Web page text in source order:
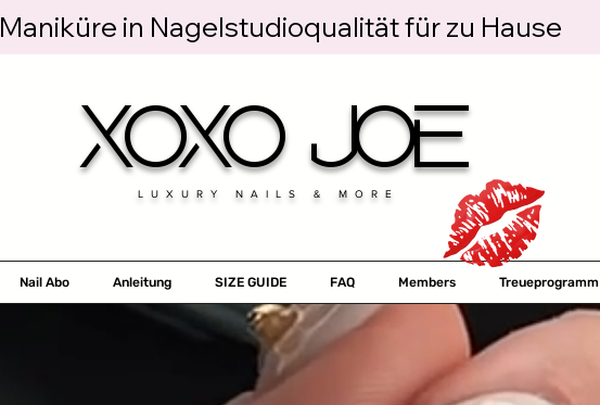
Maniküre in Nagelstudioqualität für zu Hause
XOXO JOE
LUXURY NAILS & MORE
Nail Abo Anleitung SIZE GUIDE FAQ Members Treueprogramm